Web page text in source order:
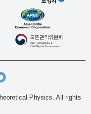
Physics. All rights